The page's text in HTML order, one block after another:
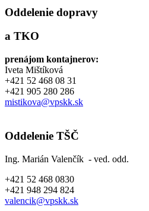
Oddelenie dopravy
a TKO
prenájom kontajnerov:
Iveta Mištíková
+421 52 468 08 31
+421 905 280 286
mistikova@vpskk.sk
Oddelenie TŠČ
Ing. Marián Valenčík - ved. odd.
+421 52 468 0830
+421 948 294 824
valencik@vpskk.sk